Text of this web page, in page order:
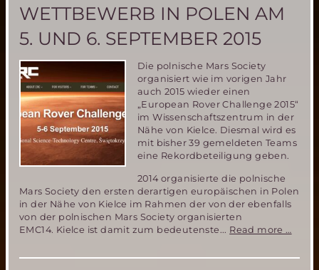
WETTBEWERB IN POLEN AM
5. UND 6. SEPTEMBER 2015
Die polnische Mars Society
organisiert wie im vorigen Jahr
auch 2015 wieder einen
„European Rover Challenge 2015“
im Wissenschaftszentrum in der
Nähe von Kielce. Diesmal wird es
mit bisher 39 gemeldeten Teams
eine Rekordbeteiligung geben.
2014 organisierte die polnische
Mars Society den ersten derartigen europäischen in Polen
in der Nähe von Kielce im Rahmen der von der ebenfalls
von der polnischen Mars Society organisierten
EMC14. Kielce ist damit zum bedeutenste... Read more …